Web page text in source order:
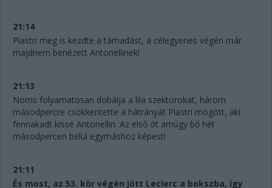
21:14
Piastri meg is kezdte a támadást, a célegyenes végén már
majdnem benézett Antonellinek!
21:13
Norris folyamatosan dobálja a lila szektorokat, három
másodpercre csökkentette a hátrányát Piastri mögött, aki
fennakadt kissé Antonellin. Az első öt amúgy bő hét
másodpercen belül egymáshoz képest!
21:11
És most, az 53. kör végén jött Leclerc a bokszba, így